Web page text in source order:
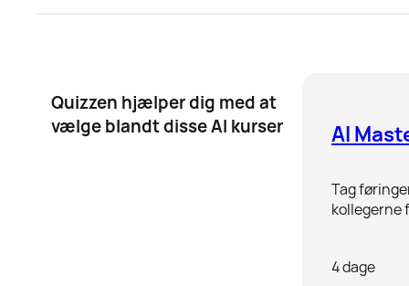
Quizzen hjælper dig med at
vælge blandt disse AI kurser
AI
Tag
kollegerne
4 dage